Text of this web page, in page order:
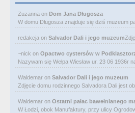
Zuzanna on Dom Jana Długosza
W domu Długosza znajduje się dziś muzeum
redakcja on Salvador Dali i jego muzeum
~nick on Opactwo cystersów w
Nazywam się Wełpa Wiesław ur. 23 06 1936r
Waldemar on Salvador Dali i jego muzeum
Zdjęcie domu rodzinnego Salvadora Dali jest
Waldemar on Ostatni pałac bawełnianego
W Łodzi, obok Manufaktury, przy ulicy